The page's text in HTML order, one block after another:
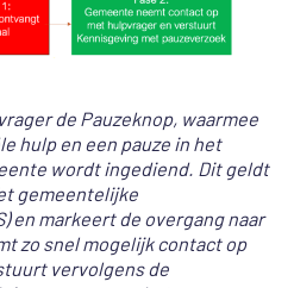
de Pauzeknop, waarmee
hulp en een pauze in het
wordt ingediend. Dit geldt
gemeentelijke
en markeert de overgang naar
zo snel mogelijk contact op
vervolgens de